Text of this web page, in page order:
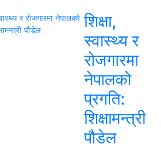
शिक्षा,
स्वास्थ्य र
रोजगारमा
नेपालको
प्रगति:
शिक्षामन्त्री
पौडेल